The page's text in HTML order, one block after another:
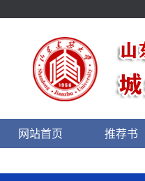
网站首页 推荐书